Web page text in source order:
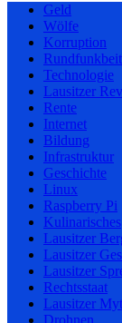
Geld
Wölfe
Korruption
Technologie
Lausitzer
Rente
Internet
Bildung
Infrastruktur
Geschichte
Linux
Raspberry Pi
Kulinarisches
Lausitzer
Lausitzer
Lausitzer
Rechtsstaat
Lausitzer
Drohnen